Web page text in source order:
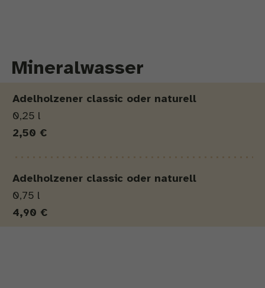
Mineralwasser
Produkt
Menge
Preis
Adelholzener classic oder naturell
0,25 l
2,50 €
Adelholzener classic oder naturell
0,75 l
4,90 €